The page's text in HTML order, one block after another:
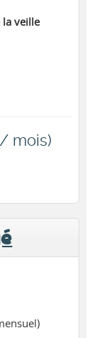
la veille
mois)